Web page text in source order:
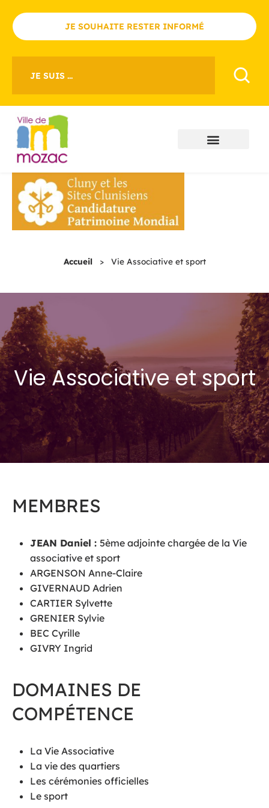
JE SOUHAITE RESTER INFORMÉ
JE SUIS ...
Accueil > Vie Associative et sport
Vie Associative et sport
MEMBRES
JEAN Daniel : 5ème adjointe chargée de la Vie
associative et sport
ARGENSON Anne-Claire
GIVERNAUD Adrien
CARTIER Sylvette
GRENIER Sylvie
BEC Cyrille
GIVRY Ingrid
DOMAINES DE
COMPÉTENCE​
La Vie Associative
La vie des quartiers
Les cérémonies officielles
Le sport